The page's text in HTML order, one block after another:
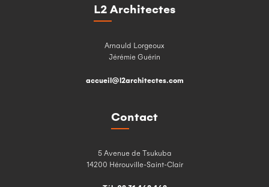
L2 Architectes
Arnauld Lorgeoux
Jérémie Guérin
accueil@l2architectes.com
Contact
5 Avenue de Tsukuba
14200 Hérouville-Saint-Clair